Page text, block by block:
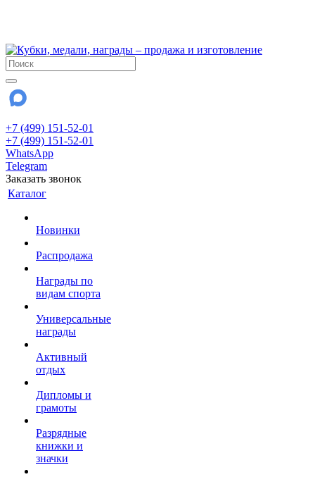
+7 (499) 151-52-01
+7 (499) 151-52-01
WhatsApp
Telegram
Заказать звонок
Каталог
Новинки
Распродажа
Награды по
видам спорта
Универсальные
награды
Активный
отдых
Дипломы и
грамоты
Разрядные
книжки и
значки